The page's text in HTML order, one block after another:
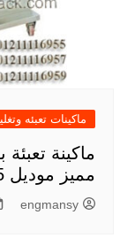
ماكينات تعبئه
ماكينة
مميز موديل 955 ماركة المهندس منسى
engmansy